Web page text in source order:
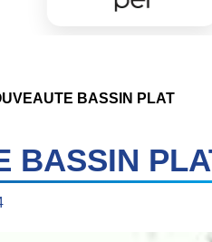
BASSIN PLAT
BASSIN